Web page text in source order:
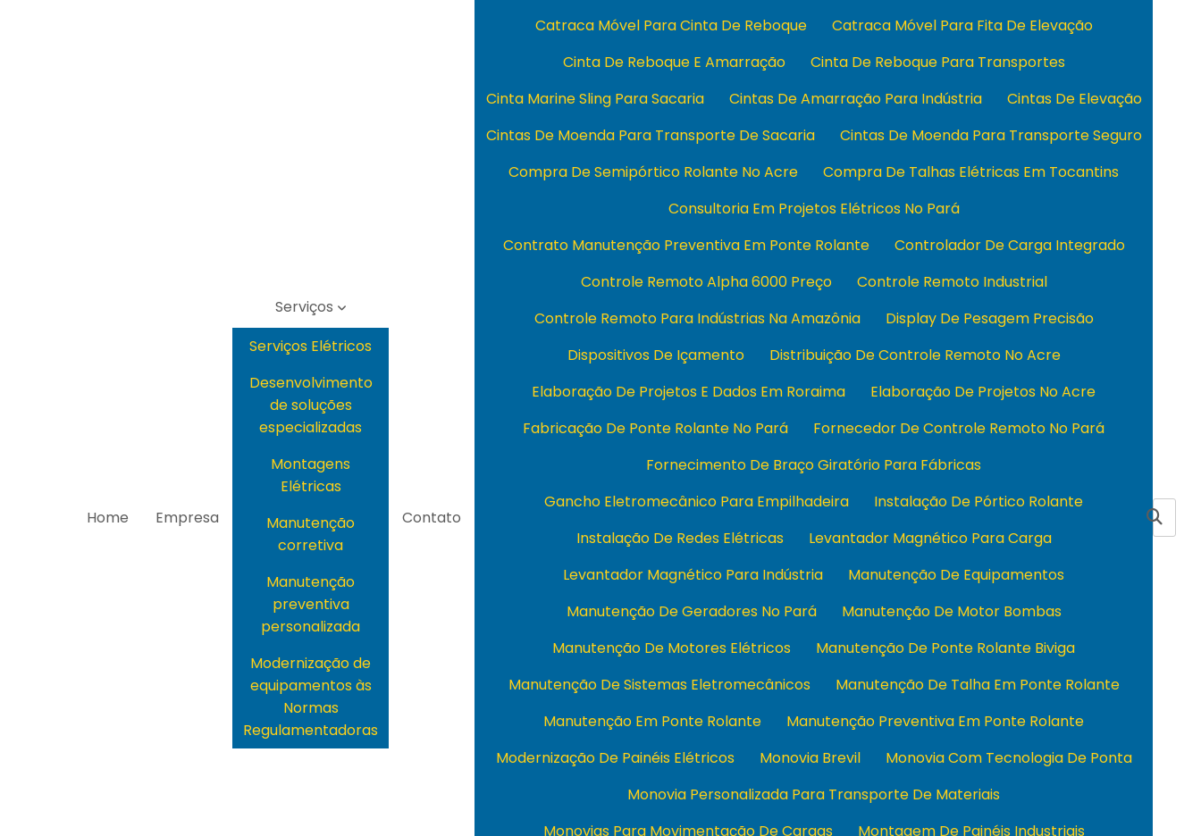
Home Empresa
Serviços
Serviços Elétricos
Desenvolvimento
de soluções
especializadas
Montagens
Elétricas
Manutenção
corretiva
Manutenção
preventiva
personalizada
Modernização de
equipamentos às
Normas
Regulamentadoras
Contato
Catraca Móvel Para Cinta De Reboque
Catraca Móvel Para Fita De Elevação
Cinta De Reboque E Amarração
Cinta De Reboque Para Transportes
Cinta Marine Sling Para Sacaria
Cintas De Amarração Para Indústria
Cintas De Elevação
Cintas De Moenda Para Transporte De Sacaria
Cintas De Moenda Para Transporte Seguro
Compra De Semipórtico Rolante No Acre
Compra De Talhas Elétricas Em Tocantins
Consultoria Em Projetos Elétricos No Pará
Contrato Manutenção Preventiva Em Ponte Rolante
Controlador De Carga Integrado
Controle Remoto Alpha 6000 Preço
Controle Remoto Industrial
Controle Remoto Para Indústrias Na Amazônia
Display De Pesagem Precisão
Dispositivos De Içamento
Distribuição De Controle Remoto No Acre
Elaboração De Projetos E Dados Em Roraima
Elaboração De Projetos No Acre
Fabricação De Ponte Rolante No Pará
Fornecedor De Controle Remoto No Pará
Fornecimento De Braço Giratório Para Fábricas
Gancho Eletromecânico Para Empilhadeira
Instalação De Pórtico Rolante
Instalação De Redes Elétricas
Levantador Magnético Para Carga
Levantador Magnético Para Indústria
Manutenção De Equipamentos
Manutenção De Geradores No Pará
Manutenção De Motor Bombas
Manutenção De Motores Elétricos
Manutenção De Ponte Rolante Biviga
Manutenção De Sistemas Eletromecânicos
Manutenção De Talha Em Ponte Rolante
Manutenção Em Ponte Rolante
Manutenção Preventiva Em Ponte Rolante
Modernização De Painéis Elétricos
Monovia Brevil
Monovia Com Tecnologia De Ponta
Monovia Personalizada Para Transporte De Materiais
Monovias Para Movimentação De Cargas
Montagem De Painéis Industriais